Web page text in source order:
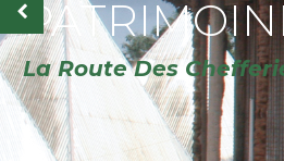
La Route Des